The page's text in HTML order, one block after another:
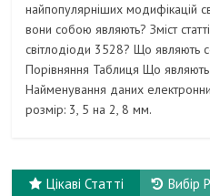
найпопулярніших модифікацій
вони собою являють? Зміст
світлодіоди 3528? Що являють
Порівняння Таблиця Що
Найменування даних
розмір: 3, 5 на 2, 8 мм.
Цікаві Статті Вибір